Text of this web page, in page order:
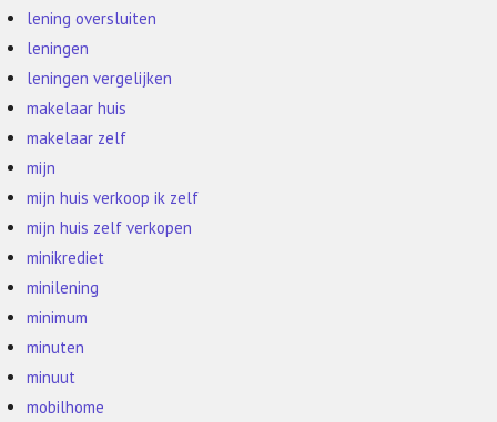
lening oversluiten
leningen
leningen vergelijken
makelaar huis
makelaar zelf
mijn
mijn huis verkoop ik zelf
mijn huis zelf verkopen
minikrediet
minilening
minimum
minuten
minuut
mobilhome